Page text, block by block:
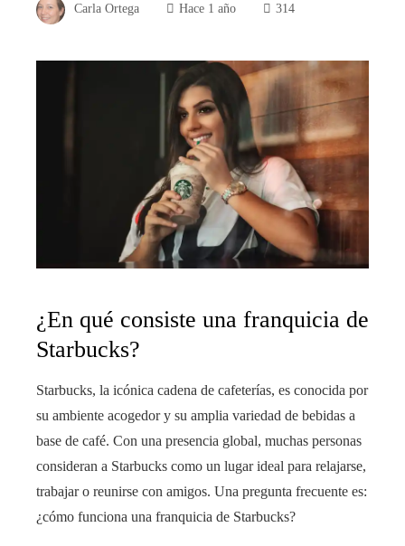
Carla Ortega Hace 1 año 314
¿En qué consiste una franquicia de
Starbucks?
Starbucks, la icónica cadena de cafeterías, es conocida por
su ambiente acogedor y su amplia variedad de bebidas a
base de café. Con una presencia global, muchas personas
consideran a Starbucks como un lugar ideal para relajarse,
trabajar o reunirse con amigos. Una pregunta frecuente es:
¿cómo funciona una franquicia de Starbucks?